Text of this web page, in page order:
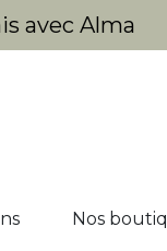
avec Alma
Nos